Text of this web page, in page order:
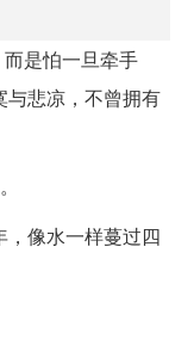
是怕一旦牵手
与悲凉，不曾拥有
像水一样蔓过四